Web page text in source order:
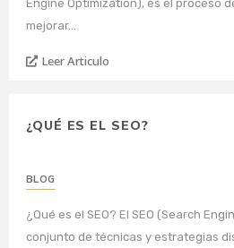
Engine Optimization), es el proceso
mejorar…
Leer Articulo
¿QUÉ ES EL SEO?
BLOG
¿Qué es el SEO? El SEO (Search
conjunto de técnicas y estrategias